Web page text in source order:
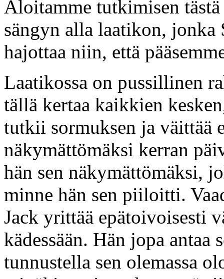
Aloitamme tutkimisen
sängyn alla laatikon, jonka
hajottaa niin, että
Laatikossa on pussillinen
tällä kertaa kaikkien
tutkii sormuksen ja väittää
näkymättömäksi kerran
hän sen näkymättömäksi,
minne hän sen piiloitti.
Jack yrittää epätoivoisesti
kädessään. Hän jopa
tunnustella sen olemassa